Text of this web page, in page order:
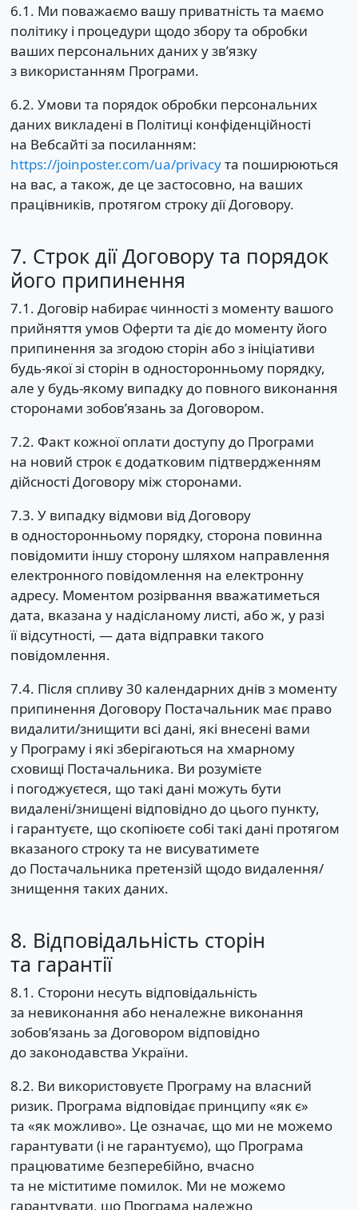
6.1. Ми поважаємо вашу приватність та маємо
політику і процедури щодо збору та обробки
ваших персональних даних у зв’язку
з використанням Програми.
6.2. Умови та порядок обробки персональних
даних викладені в Політиці конфіденційності
на Вебсайті за посиланням:
https://joinposter.com/ua/privacyта поширюються
на вас, а також, де це застосовно, на ваших
працівників, протягом строку дії Договору.
7. Строк дії Договору та порядок
його припинення
7.1. Договір набирає чинності з моменту вашого
прийняття умов Оферти та діє до моменту його
припинення за згодою сторін або з ініціативи
будь-якої зі сторін в односторонньому порядку,
але у будь-якому випадку до повного виконання
сторонами зобов’язань за Договором.
7.2. Факт кожної оплати доступу до Програми
на новий строк є додатковим підтвердженням
дійсності Договору між сторонами.
7.3. У випадку відмови від Договору
в односторонньому порядку, сторона повинна
повідомити іншу сторону шляхом направлення
електронного повідомлення на електронну
адресу. Моментом розірвання вважатиметься
дата, вказана у надісланому листі, або ж, у разі
її відсутності, — дата відправки такого
повідомлення.
7.4. Після спливу 30 календарних днів з моменту
припинення Договору Постачальник має право
видалити/знищити всі дані, які внесені вами
у Програму і які зберігаються на хмарному
сховищі Постачальника. Ви розумієте
і погоджуєтеся, що такі дані можуть бути
видалені/знищені відповідно до цього пункту,
і гарантуєте, що скопіюєте собі такі дані протягом
вказаного строку та не висуватимете
до Постачальника претензій щодо видалення/
знищення таких даних.
8. Відповідальність сторін
та гарантії
8.1. Сторони несуть відповідальність
за невиконання або неналежне виконання
зобов’язань за Договором відповідно
до законодавства України.
8.2. Ви використовуєте Програму на власний
ризик. Програма відповідає принципу «як є»
та «як можливо». Це означає, що ми не можемо
гарантувати (і не гарантуємо), що Програма
працюватиме безперебійно, вчасно
та не міститиме помилок. Ми не можемо
гарантувати, що Програма належно